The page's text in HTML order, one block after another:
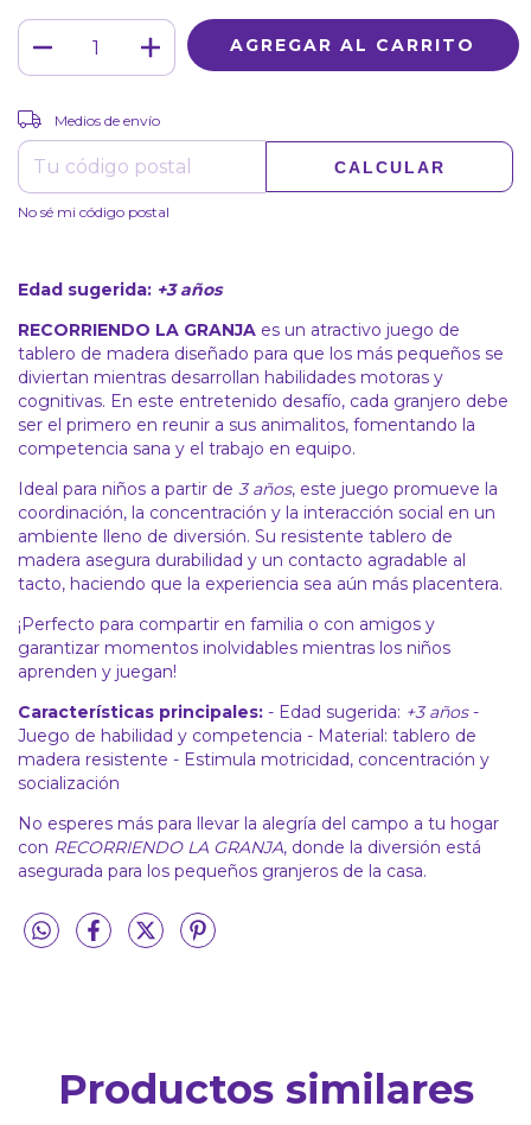
Entregas para el CP:
Medios de envío
CALCULAR
No sé mi código postal
Edad sugerida: +3 años
RECORRIENDO LA GRANJA es un atractivo juego de
tablero de madera diseñado para que los más pequeños se
diviertan mientras desarrollan habilidades motoras y
cognitivas. En este entretenido desafío, cada granjero debe
ser el primero en reunir a sus animalitos, fomentando la
competencia sana y el trabajo en equipo.
Ideal para niños a partir de 3 años, este juego promueve la
coordinación, la concentración y la interacción social en un
ambiente lleno de diversión. Su resistente tablero de
madera asegura durabilidad y un contacto agradable al
tacto, haciendo que la experiencia sea aún más placentera.
¡Perfecto para compartir en familia o con amigos y
garantizar momentos inolvidables mientras los niños
aprenden y juegan!
Características principales: - Edad sugerida: +3 años-
Juego de habilidad y competencia - Material: tablero de
madera resistente - Estimula motricidad, concentración y
socialización
No esperes más para llevar la alegría del campo a tu hogar
con RECORRIENDO LA GRANJA, donde la diversión está
asegurada para los pequeños granjeros de la casa.
Productos similares